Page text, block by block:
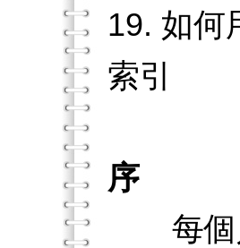
19. 如何
索引
序
每個人